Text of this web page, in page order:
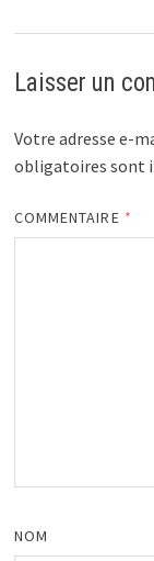
Laisser un
Votre adresse e-
obligatoires sont
COMMENTAIRE *
NOM